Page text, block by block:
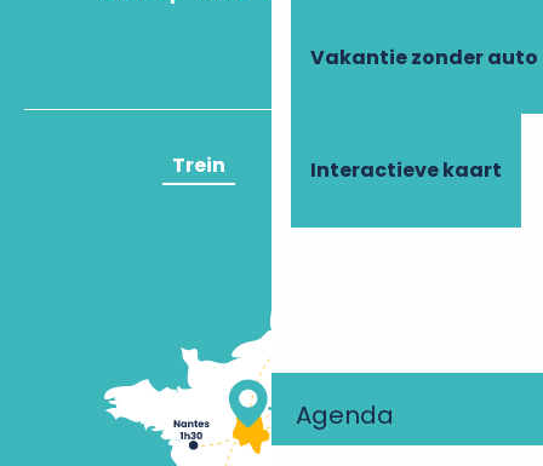
Vakantie zonder auto
Interactieve kaart
Agenda
Trein Vliegtuig